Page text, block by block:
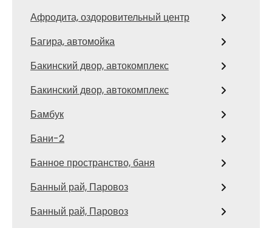
Афродита, оздоровительный центр
Багира, автомойка
Бакинский двор, автокомплекс
Бакинский двор, автокомплекс
Бамбук
Бани-2
Банное пространство, баня
Банный рай, Паровоз
Банный рай, Паровоз